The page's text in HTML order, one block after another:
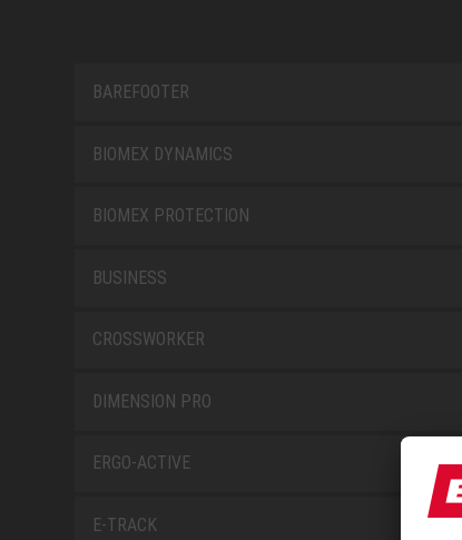
BAREFOOTER
BIOMEX DYNAMICS
BIOMEX PROTECTION
BUSINESS
CROSSWORKER
DIMENSION PRO
ERGO-ACTIVE
E-TRACK